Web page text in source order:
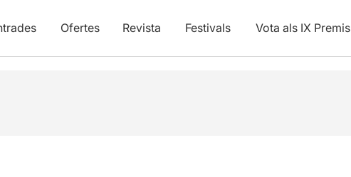
Ofertes Revista Festivals Vota als IX Premis